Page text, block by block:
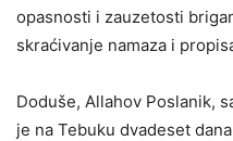
opasnosti i zauzetosti
skraćivanje namaza i
Doduše, Allahov Poslanik,
je na Tebuku dvadeset